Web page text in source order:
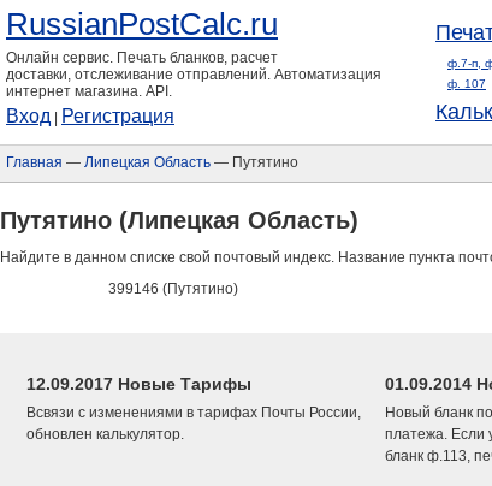
RussianPostCalc.ru
Онлайн сервис. Печать бланков, расчет
доставки, отслеживание отправлений. Автоматизация
интернет магазина. API.
Вход Регистрация
ф.7-п,
ф. 107
Главная — Липецкая Область — Путятино
Путятино (Липецкая Область)
Найдите в данном списке свой почтовый индекс. Название пункта
399146 (Путятино)
12.09.2017 Новые Тарифы
Всвязи с изменениями в тарифах Почты России,
обновлен калькулятор.
01.09.2014
Новый бланк
платежа. Если
бланк ф.113,